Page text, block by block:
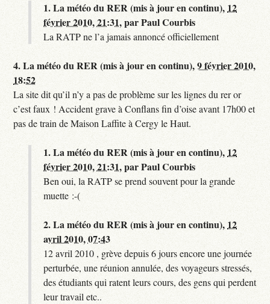
1.La météo du RER (mis à jour en continu), 12
février 2010, 21:31,parPaul Courbis
La RATP ne l’a jamais annoncé officiellement
4.La météo du RER (mis à jour en continu),9 février 2010,
18:52
La site dit qu’il n’y a pas de problème sur les lignes du rer or
c’est faux ! Accident grave à Conflans fin d’oise avant 17h00 et
pas de train de Maison Laffite à Cergy le Haut.
1.La météo du RER (mis à jour en continu), 12
février 2010, 21:31,parPaul Courbis
Ben oui, la RATP se prend souvent pour la grande
muette :-(
2.La météo du RER (mis à jour en continu), 12
avril 2010, 07:43
12 avril 2010 , grève depuis 6 jours encore une journée
perturbée, une réunion annulée, des voyageurs stressés,
des étudiants qui ratent leurs cours, des gens qui perdent
leur travail etc..